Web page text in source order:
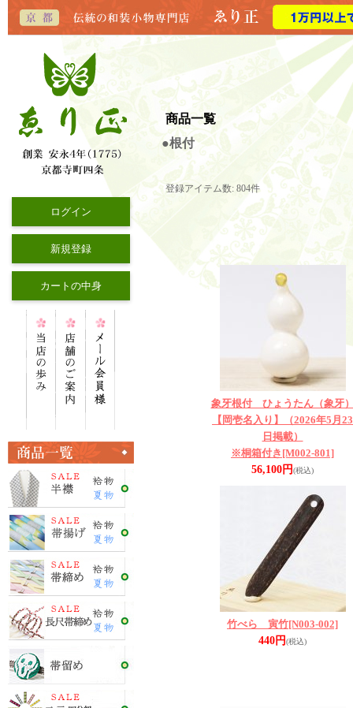
ログイン
新規登録
カートの中身
商品一覧
●根付
登録アイテム数: 804件
象牙根付 ひょうたん（象牙
【岡壱名入り】（2026年5月23
日掲載）
※桐箱付き [M002-801]
56,100円(税込)
竹べら 寅竹[N003-002]
440円(税込)